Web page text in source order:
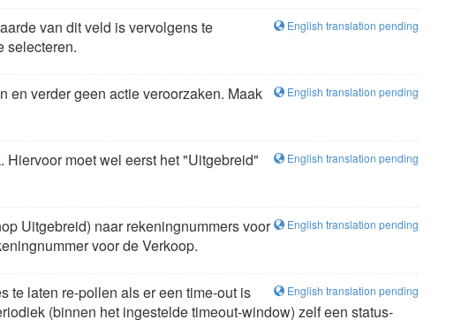
English translation pending
van dit veld is vervolgens te
selecteren.
English translation pending
en verder geen actie veroorzaken. Maak
English translation pending
moet wel eerst het "Uitgebreid"
English translation pending
Uitgebreid) naar rekeningnummers voor
voor de Verkoop.
English translation pending
te laten re-pollen als er een time-out is
(binnen het ingestelde timeout-window) zelf een status-